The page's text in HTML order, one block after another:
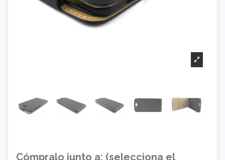
Cómpralo junto a: (selecciona el